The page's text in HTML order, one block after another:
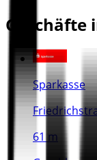
Geschäfte
Sparkasse
61 m